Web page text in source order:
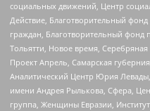
социальных движений, Центр
Действие, Благотворительный
граждан, Благотворительный
Тольятти, Новое время, Серебряная
Проект Апрель, Самарская
Аналитический Центр Юрия
имени Андрея Рылькова, Сфера,
группа, Женщины Евразии,